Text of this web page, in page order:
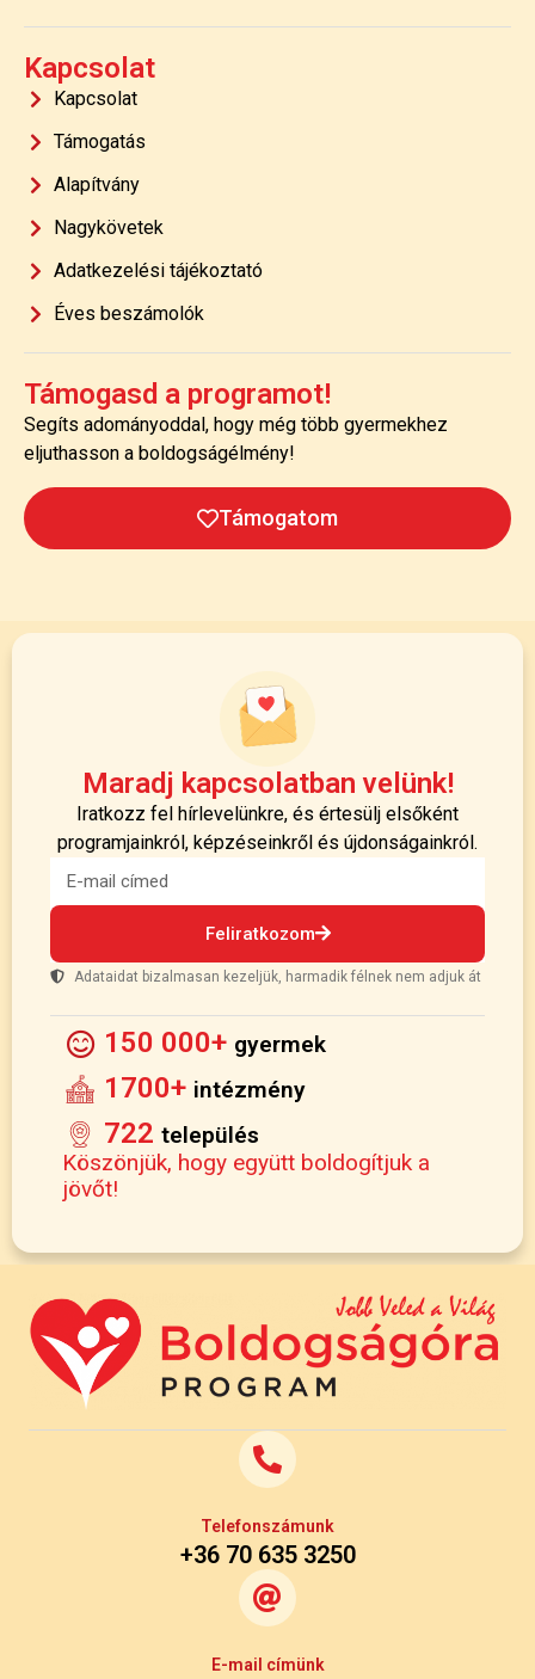
Kapcsolat
Kapcsolat
Támogatás
Alapítvány
Nagykövetek
Adatkezelési tájékoztató
Éves beszámolók
Támogasd a programot!
Segíts adományoddal, hogy még több gyermekhez
eljuthasson a boldogságélmény!
Támogatom
Maradj kapcsolatban velünk!
Iratkozz fel hírlevelünkre, és értesülj elsőként
programjainkról, képzéseinkről és újdonságainkról.
Feliratkozom
Adataidat bizalmasan kezeljük, harmadik félnek nem adjuk át
150 000+ gyermek
1700+ intézmény
722 település
Köszönjük, hogy együtt boldogítjuk a
jövőt!
Telefonszámunk
+36 70 635 3250
E-mail címünk